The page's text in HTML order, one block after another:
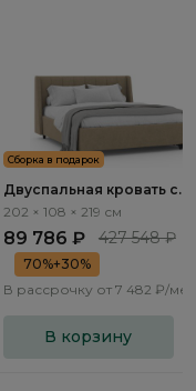
Сборка в подарок
Двуспальная кровать с
подъемным механизмом
202 × 108 × 219 см
89 786 ₽ 427 548 ₽
70%+30%
В рассрочку от 7 482 ₽/
В корзину